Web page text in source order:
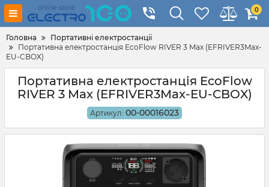
0
Головна
Портативні електростанції
Портативна електростанція EcoFlow RIVER 3 Max (EFRIVER3Max-
EU-CBOX)
Портативна електростанція EcoFlow
RIVER 3 Max (EFRIVER3Max-EU-CBOX)
Артикул: 00-00016023